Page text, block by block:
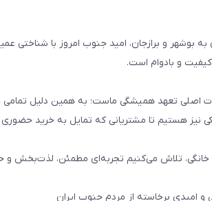
بوشهر و برازجان، امید جنوب امروز با شناختی
و بادوام است.
اصلی تعهد همیشگی ماست؛ به همین دلیل
نیز هستیم تا مشتریانی که تمایل به خرید حضوری
خانگی، تلاش می‌کنیم تجربه‌ای مطمئن، لذت‌بخش و
و امیدی برخاسته از مردم جنوب ایران